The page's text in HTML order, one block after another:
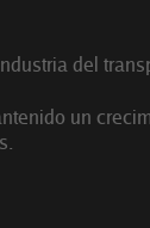
del
un